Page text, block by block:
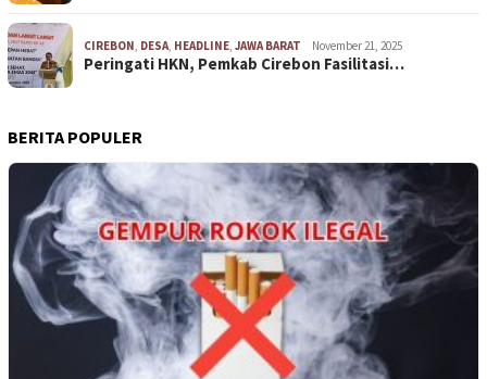
CIREBON DESA HEADLINE JAWA BARAT November 21, 2025
Peringati HKN, Pemkab Cirebon Fasilitasi…
BERITA POPULER